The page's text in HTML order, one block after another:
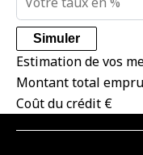
Simuler
Estimation de vos
Montant total
Coût du crédit €